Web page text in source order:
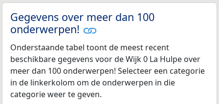
Gegevens over meer dan 100
onderwerpen!
Onderstaande tabel toont de meest recent
beschikbare gegevens voor de Wijk 0 La Hulpe over
meer dan 100 onderwerpen! Selecteer een categorie
in de linkerkolom om de onderwerpen in die
categorie weer te geven.